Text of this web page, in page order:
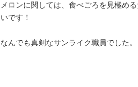
メロンに関しては、食べごろを見極め
いです！
なんでも真剣なサンライク職員でした。